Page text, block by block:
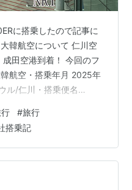
に搭乗したので記事に
韓航空について 仁川空
田空港到着！ 今回のフ
航空・搭乗年月 2025年
ル/仁川・搭乗便名
韓航空 ・ハブ空港 仁川
GMP）・機材数 158
線 21路線・アライアン
在） 日本路線は、成田や
#旅行
搭乗記